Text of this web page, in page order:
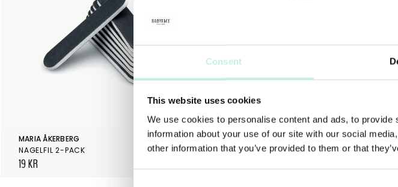
Consent
This website uses cookies
We use cookies to personalise content and ads, to
information about your use of our site with our social
other information that you’ve provided to them or that
MARIA ÅKERBERG
NAGELFIL 2-PACK
19 KR
MARIA ÅKERBERG
MARIA ÅKERBERG MAKEUP BRUSH CLEANSER